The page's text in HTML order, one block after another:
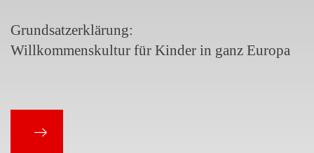
Grundsatzerklärung:
Willkommenskultur für Kinder in ganz Europa